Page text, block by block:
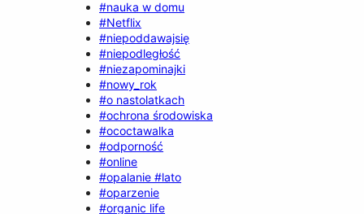
#nauka w domu
#Netflix
#niepoddawajsię
#niepodległość
#niezapominajki
#nowy_rok
#o nastolatkach
#ochrona środowiska
#ococtawalka
#odporność
#online
#opalanie #lato
#oparzenie
#organic life